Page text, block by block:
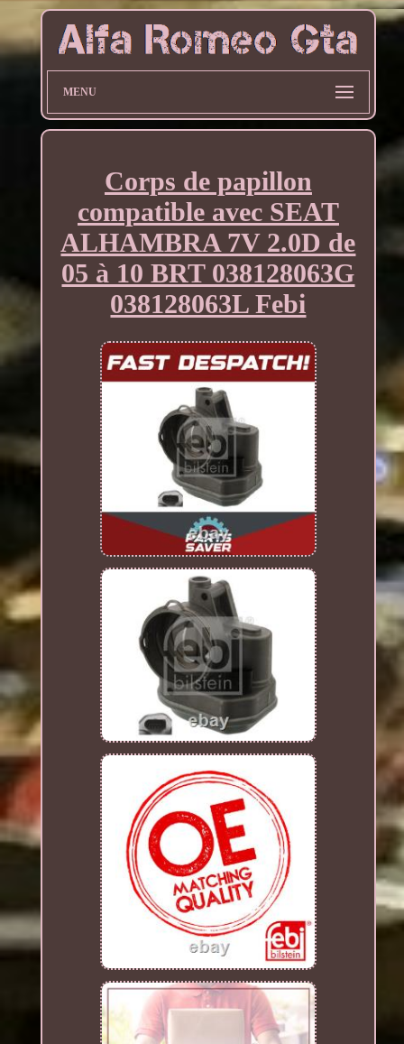
MENU
Corps de papillon
compatible avec SEAT
ALHAMBRA 7V 2.0D de
05 à 10 BRT 038128063G
038128063L Febi